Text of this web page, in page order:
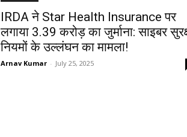
IRDA ने Star Health Insurance पर
लगाया ₹3.39 करोड़ का जुर्माना: साइबर
नियमों के उल्लंघन का मामला!
Arnav Kumar - July 25, 2025